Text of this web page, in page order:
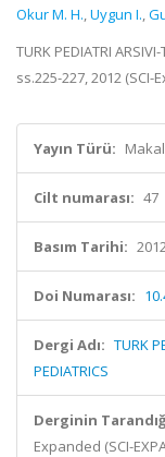
Okur M. H.,Uygun I.,
TURK PEDIATRI
ss.225-227, 2012
Yayın Türü:
Cilt numarası: 47
Basım Tarihi:
Doi Numarası:
Dergi Adı: TURK
PEDIATRICS
Derginin
Expanded (SCI-